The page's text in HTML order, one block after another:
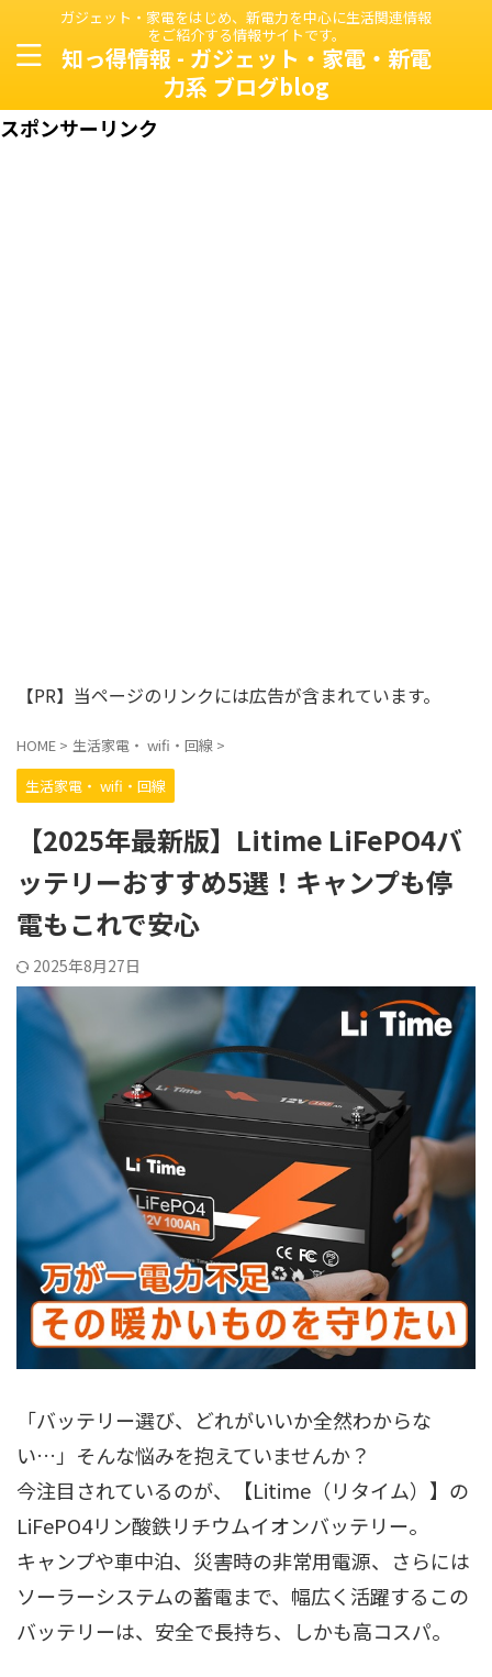
ガジェット・家電をはじめ、新電力を中心に生活関連情報
をご紹介する情報サイトです。
知っ得情報 - ガジェット・家電・新電
力系 ブログblog
スポンサーリンク
【PR】当ページのリンクには広告が含まれています。
HOME > 生活家電・ wifi・回線 >
生活家電・ wifi・回線
【2025年最新版】Litime LiFePO4バ
ッテリーおすすめ5選！キャンプも停
電もこれで安心
2025年8月27日
「バッテリー選び、どれがいいか全然わからな
い…」そんな悩みを抱えていませんか？
今注目されているのが、【Litime（リタイム）】の
LiFePO4リン酸鉄リチウムイオンバッテリー。
キャンプや車中泊、災害時の非常用電源、さらには
ソーラーシステムの蓄電まで、幅広く活躍するこの
バッテリーは、安全で長持ち、しかも高コスパ。